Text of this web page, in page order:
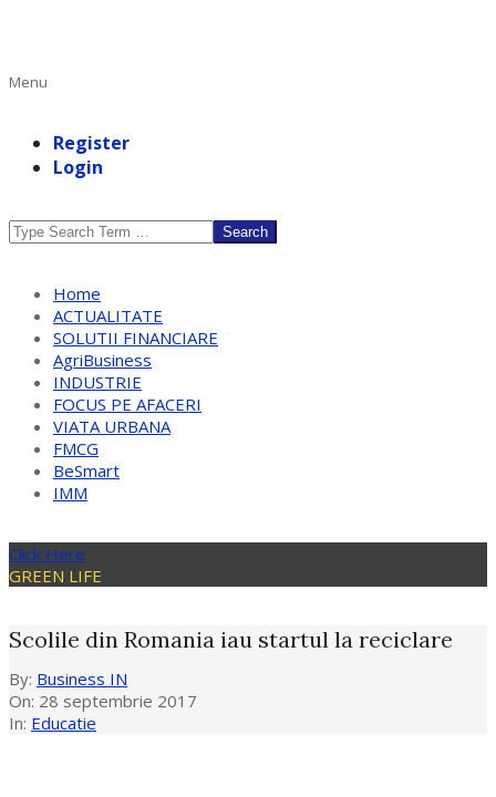
Primary
Menu
Register
Login
Search
Home
ACTUALITATE
SOLUTII FINANCIARE
AgriBusiness
INDUSTRIE
FOCUS PE AFACERI
VIATA URBANA
FMCG
BeSmart
IMM
Click Here
GREEN LIFE
Scolile din Romania iau startul la reciclare
By: Business IN
On: 28 septembrie 2017
In: Educatie